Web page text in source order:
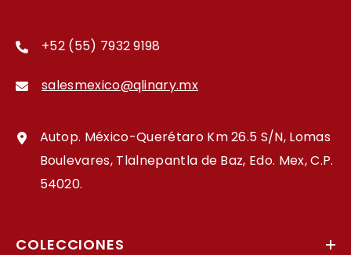
+52 (55) 7932 9198
salesmexico@qlinary.mx
Autop. México-Querétaro Km 26.5 S/N, Lomas
Boulevares, Tlalnepantla de Baz, Edo. Mex, C.P.
54020.
COLECCIONES